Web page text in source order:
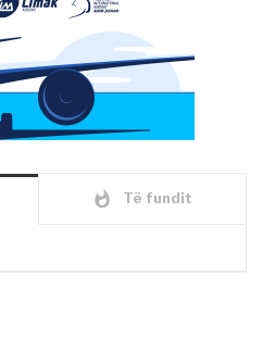
whatshot Të fundit